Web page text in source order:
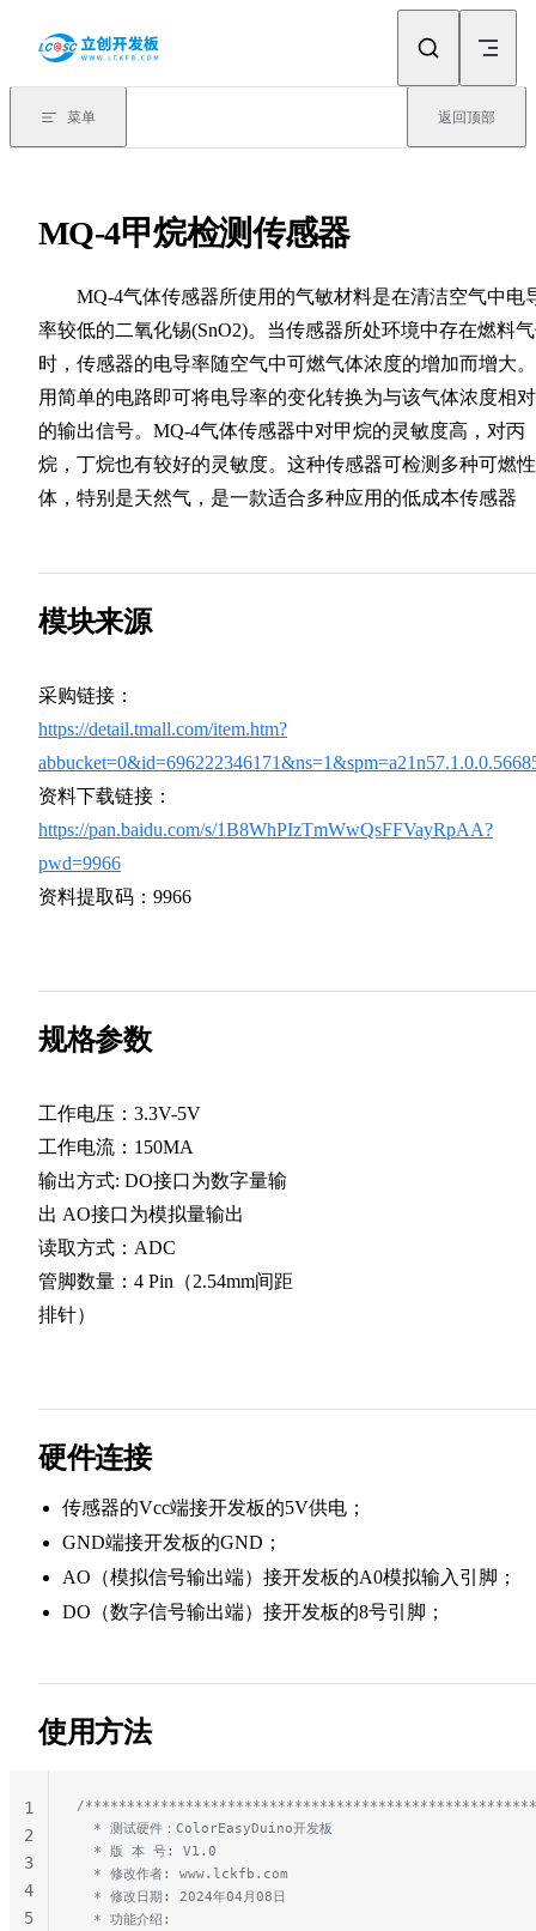
菜单 返回顶部
MQ-4甲烷检测传感器
MQ-4气体传感器所使用的气敏材料是在清洁空气中电
率较低的二氧化锡(SnO2)。当传感器所处环境中存在燃料
时，传感器的电导率随空气中可燃气体浓度的增加而增大
用简单的电路即可将电导率的变化转换为与该气体浓度相
的输出信号。MQ-4气体传感器中对甲烷的灵敏度高，对丙
烷，丁烷也有较好的灵敏度。这种传感器可检测多种可燃
体，特别是天然气，是一款适合多种应用的低成本传感器
模块来源
采购链接：
https://detail.tmall.com/item.htm?
资料下载链接：
https://pan.baidu.com/s/1B8WhPIzTmWwQsFFVayRpAA?
pwd=9966
资料提取码：9966
规格参数
工作电压：3.3V-5V
工作电流：150MA
输出方式: DO接口为数字量输
出 AO接口为模拟量输出
读取方式：ADC
管脚数量：4 Pin（2.54mm间距
排针）
硬件连接
传感器的Vcc端接开发板的5V供电；
GND端接开发板的GND；
AO（模拟信号输出端）接开发板的A0模拟输入引脚；
DO（数字信号输出端）接开发板的8号引脚；
使用方法
/
  * 测试硬件：ColorEasyDuino开发板
  * 版 本 号: V1.0
  * 修改作者: www.lckfb.com
  * 修改日期: 2024年04月08日
  * 功能介绍:
1
2
3
4
5